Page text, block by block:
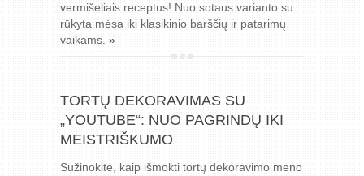
vermišeliais receptus! Nuo sotaus varianto su
rūkyta mėsa iki klasikinio barščių ir patarimų
vaikams. »
TORTŲ DEKORAVIMAS SU
„YOUTUBE“: NUO PAGRINDŲ IKI
MEISTRIŠKUMO
Sužinokite, kaip išmokti tortų dekoravimo meno